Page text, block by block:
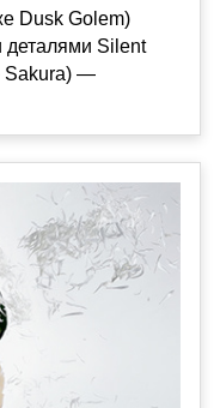
Dusk Golem)
Silent
Sakura) —